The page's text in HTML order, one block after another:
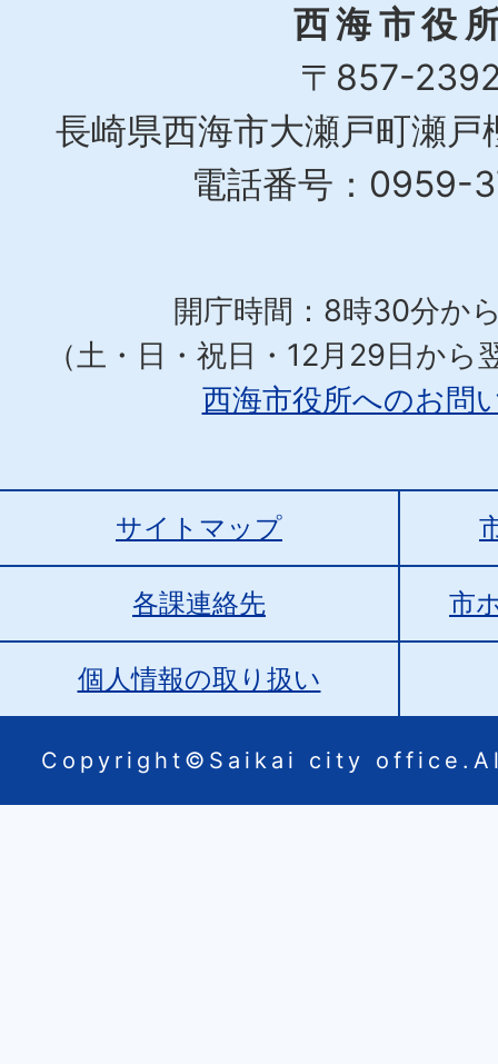
西海市役
〒857-
長崎県西海市大瀬戸町瀬
電話番号：0959-
開庁時間：8時30分か
（土・日・祝日・12月29日から
西海市役所へのお問
サイトマップ
各課連絡先 市
個人情報の取り扱い
Copyright©Saikai city